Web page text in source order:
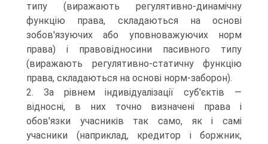
типу (виражають регулятивно-динамічну
функцію права, складаються на основі
зобов'язуючих або уповноважуючих норм
права) і правовідносини пасивного типу
(виражають регулятивно-статичну функцію
права, складаються на основі норм-заборон).
2. За рівнем індивідуалізації суб'єктів —
відносні, в них точно визначені права і
обов'язки учасників так само, як і самі
учасники (наприклад, кредитор і боржник,